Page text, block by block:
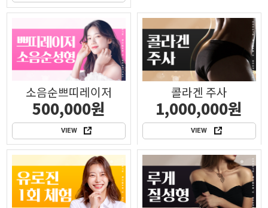
소음순쁘띠레이저
500,000원
VIEW
콜라겐 주사
1,000,000원
VIEW